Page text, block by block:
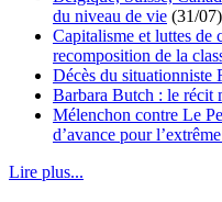
du niveau de vie (31/07)
Capitalisme et luttes de
recomposition de la
Décès du situationniste
Barbara Butch : le récit
Mélenchon contre Le
d’avance pour
Lire plus...